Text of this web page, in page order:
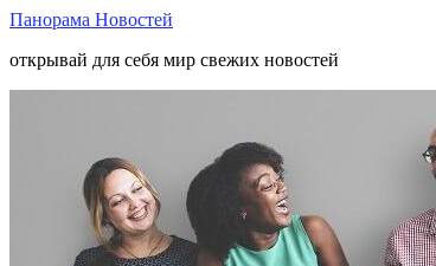
Панорама Новостей
открывай для себя мир свежих новостей